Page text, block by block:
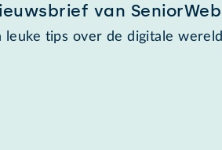
van SeniorWeb
leuke tips over de digitale